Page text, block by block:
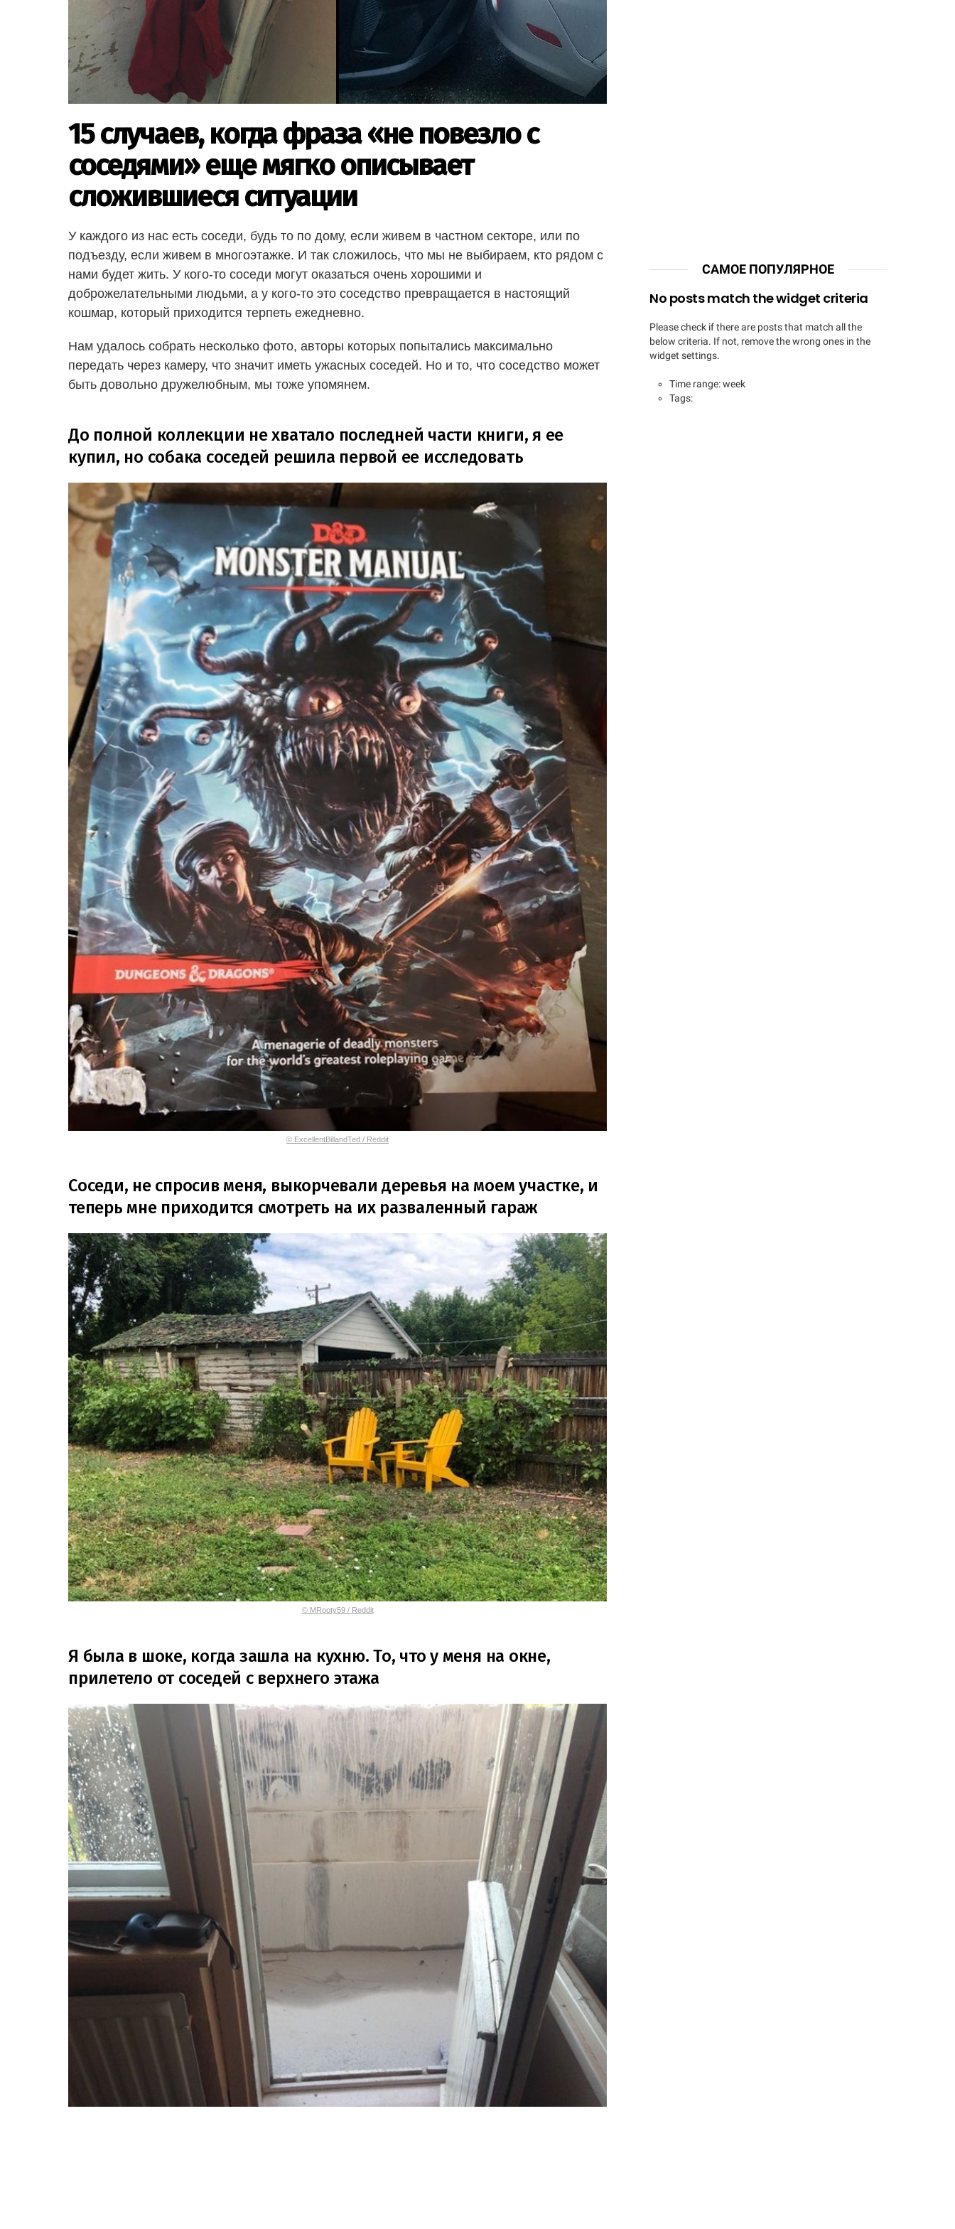
15 случаев, когда фраза «не повезло с
соседями» еще мягко описывает
сложившиеся ситуации
У каждого из нас есть соседи, будь то по дому, если живем в частном секторе, или по
подъезду, если живем в многоэтажке. И так сложилось, что мы не выбираем, кто рядом с
нами будет жить. У кого-то соседи могут оказаться очень хорошими и
доброжелательными людьми, а у кого-то это соседство превращается в настоящий
кошмар, который приходится терпеть ежедневно.
Нам удалось собрать несколько фото, авторы которых попытались максимально
передать через камеру, что значит иметь ужасных соседей. Но и то, что соседство может
быть довольно дружелюбным, мы тоже упомянем.
До полной коллекции не хватало последней части книги, я ее
купил, но собака соседей решила первой ее исследовать
© ExcellentBillandTed / Reddit
Соседи, не спросив меня, выкорчевали деревья на моем участке, и
теперь мне приходится смотреть на их разваленный гараж
© MRooty59 / Reddit
Я была в шоке, когда зашла на кухню. То, что у меня на окне,
прилетело от соседей с верхнего этажа
САМОЕ ПОПУЛЯРНОЕ
No posts match the widget criteria
Please check if there are posts that match all the
below criteria. If not, remove the wrong ones in the
widget settings.
Time range: week
Tags: